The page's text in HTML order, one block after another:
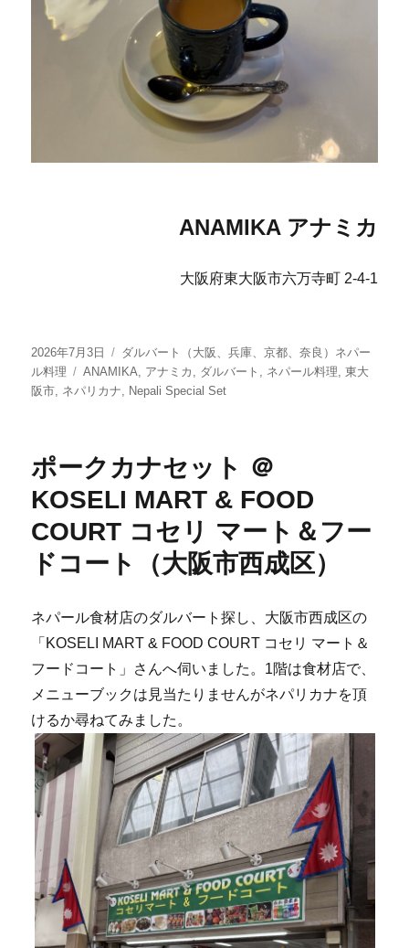
ANAMIKA アナミカ
大阪府東大阪市六万寺町 2-4-1
投
稿
日:
2026年7月3日
カ
テ
ゴ
ダルバート（大阪、兵庫、京都、奈良）ネパー
ル料理
タ
グ
ANAMIKA, アナミカ , ダルバート , ネパール料理,東大
阪市, ネパリカナ, Nepali Special Set
ポークカナセット ＠
KOSELI MART & FOOD
COURT コセリ マート＆フー
ドコート（大阪市西成区）
ネパール食材店のダルバート探し、大阪市西成区の
「KOSELI MART & FOOD COURT コセリ マート＆
フードコート」さんへ伺いました。1階は食材店で、
メニューブックは見当たりませんがネパリカナを頂
けるか尋ねてみました。